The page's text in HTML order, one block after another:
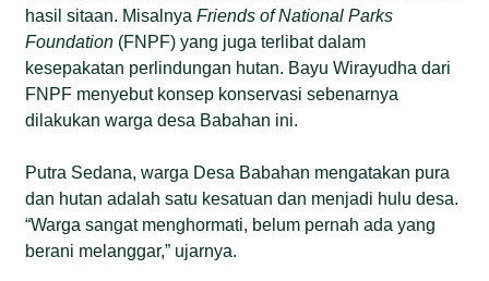
hasil sitaan. MisalnyaFriends of National Parks
Foundation (FNPF) yang juga terlibat dalam
kesepakatan perlindungan hutan. Bayu Wirayudha dari
FNPF menyebut konsep konservasi sebenarnya
dilakukan warga desa Babahan ini.
Putra Sedana, warga Desa Babahan mengatakan pura
dan hutan adalah satu kesatuan dan menjadi hulu desa.
“Warga sangat menghormati, belum pernah ada yang
berani melanggar,” ujarnya.